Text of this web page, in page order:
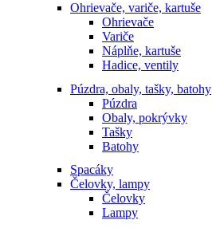
Ohrievače, variče, kartuše
Ohrievače
Variče
Náplňe, kartuše
Hadice, ventily
Púzdra, obaly, tašky, batohy
Púzdra
Obaly, pokrývky
Tašky
Batohy
Spacáky
Čelovky, lampy
Čelovky
Lampy